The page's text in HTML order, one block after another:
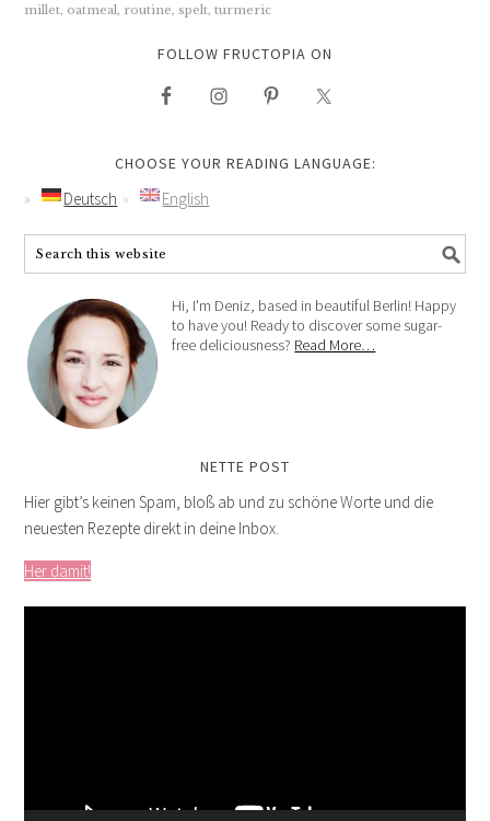
millet oatmeal routine spelt ,turmeric
FOLLOW FRUCTOPIA ON
CHOOSE YOUR READING LANGUAGE:
Deutsch English
Hi, I'm Deniz, based in beautiful Berlin! Happy
to have you! Ready to discover some sugar-
free deliciousness? Read More…
NETTE POST
Hier gibt’s keinen Spam, bloß ab und zu schöne Worte und die
neuesten Rezepte direkt in deine Inbox.
Her damit!